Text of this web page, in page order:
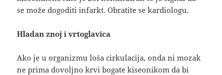
se može dogoditi infarkt. Obratite se kardiologu.
Hladan znoj i vrtoglavica
Ako je u organizmu loša cirkulacija, onda ni mozak
ne prima dovoljno krvi bogate kiseonikom da bi